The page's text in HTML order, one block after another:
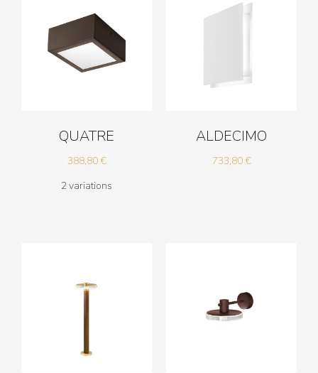
QUATRE
388,80€
2 variations
ALDECIMO
733,80€